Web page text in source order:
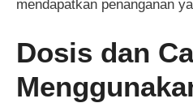
mendapatkan penanganan
Dosis dan